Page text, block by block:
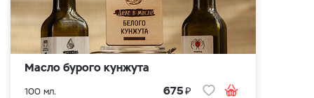
Масло бурого кунжута
100 мл. 675₽